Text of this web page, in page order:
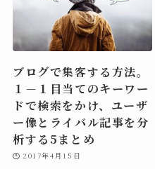
ブログで集客する方法。
１－１目当てのキーワー
ドで検索をかけ、ユーザ
ー像とライバル記事を分
析する5まとめ
2017年4月15日